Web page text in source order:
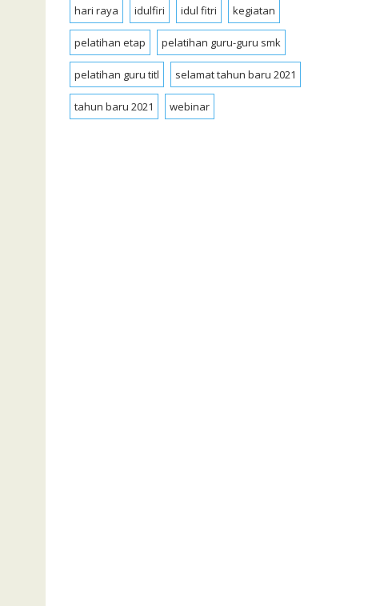
hari raya idulfiri idul fitri kegiatan
pelatihan etap pelatihan guru-guru smk
pelatihan guru titl selamat tahun baru 2021
tahun baru 2021 webinar